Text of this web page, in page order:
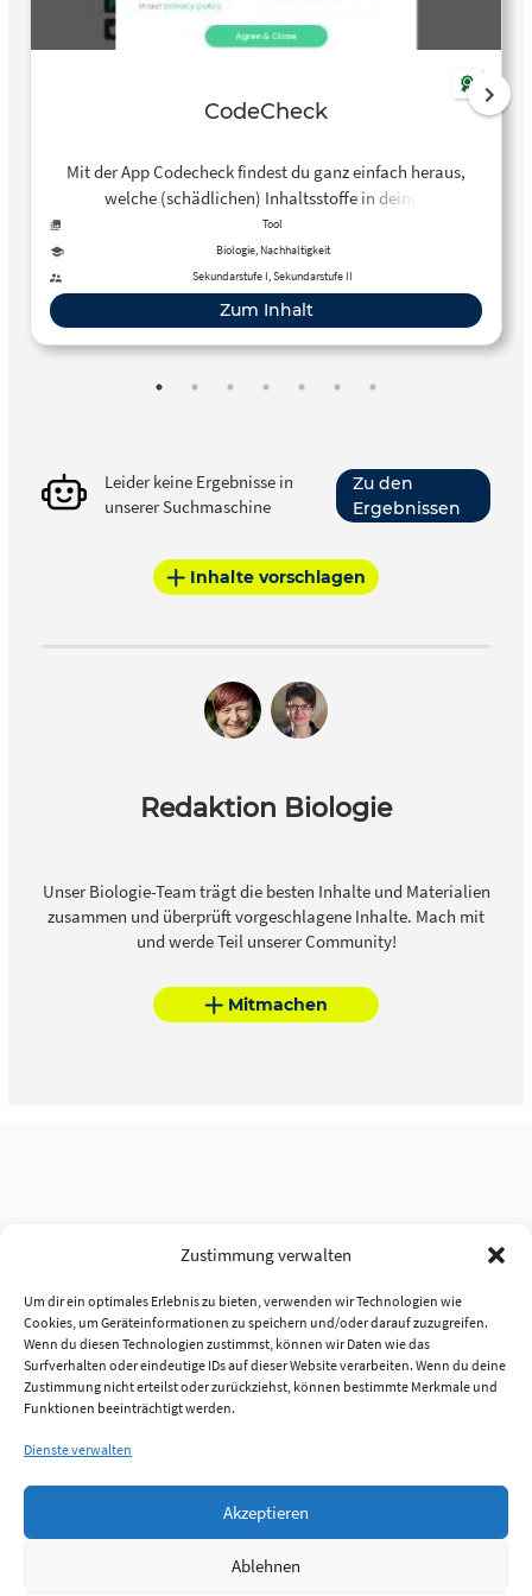
Zustimmung verwalten
Um dir ein optimales Erlebnis zu bieten, verwenden wir Technologien wie
Cookies, um Geräteinformationen zu speichern und/oder darauf zuzugreifen.
Wenn du diesen Technologien zustimmst, können wir Daten wie das
Surfverhalten oder eindeutige IDs auf dieser Website verarbeiten. Wenn du deine
Zustimmung nicht erteilst oder zurückziehst, können bestimmte Merkmale und
Funktionen beeinträchtigt werden.
Dienste verwalten
Akzeptieren
Ablehnen
CodeCheck
Mit der App Codecheck findest du ganz einfach heraus,
welche (schädlichen) Inhaltsstoffe in deinen
Kosmetikprodukten, Lebens- und Reinigungsmitteln sowie
sonstigen Konsumgütern stecken.
Tool
Biologie, Nachhaltigkeit
Sekundarstufe I, Sekundarstufe II
Zum Inhalt
Leider keine Ergebnisse in
unserer Suchmaschine
Zu den
Ergebnissen
Inhalte vorschlagen
Redaktion Biologie
Unser Biologie-Team trägt die besten Inhalte und Materialien
zusammen und überprüft vorgeschlagene Inhalte. Mach mit
und werde Teil unserer Community!
Mitmachen